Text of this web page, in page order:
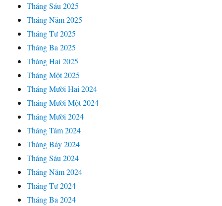
Tháng Sáu 2025
Tháng Năm 2025
Tháng Tư 2025
Tháng Ba 2025
Tháng Hai 2025
Tháng Một 2025
Tháng Mười Hai 2024
Tháng Mười Một 2024
Tháng Mười 2024
Tháng Tám 2024
Tháng Bảy 2024
Tháng Sáu 2024
Tháng Năm 2024
Tháng Tư 2024
Tháng Ba 2024